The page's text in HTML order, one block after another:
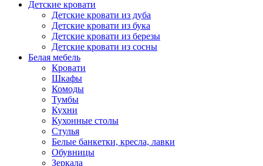
Детские кровати
Детские кровати из дуба
Детские кровати из бука
Детские кровати из березы
Детские кровати из сосны
Белая мебель
Кровати
Шкафы
Комоды
Тумбы
Кухни
Кухонные столы
Стулья
Белые банкетки, кресла, лавки
Обувницы
Зеркала